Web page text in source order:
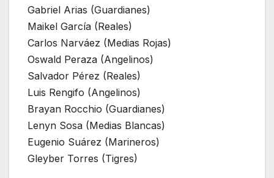
Gabriel Arias (Guardianes)
Maikel García (Reales)
Carlos Narváez (Medias Rojas)
Oswald Peraza (Angelinos)
Salvador Pérez (Reales)
Luis Rengifo (Angelinos)
Brayan Rocchio (Guardianes)
Lenyn Sosa (Medias Blancas)
Eugenio Suárez (Marineros)
Gleyber Torres (Tigres)